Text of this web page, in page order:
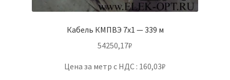
Кабель КМПВЭ 7х1 — 339 м
54250,17₽
Цена за метр с НДС : 160,03₽